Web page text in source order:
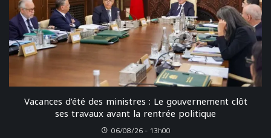
Vacances d’été des ministres : Le gouvernement clôt
ses travaux avant la rentrée politique
06/08/26 - 13h00